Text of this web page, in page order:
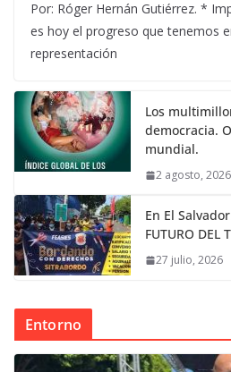
Por: Róger Hernán Gutiérrez. *
es hoy el progreso que tenemos
representación
Los
democracia.
mundial.
2 agosto, 2026
En El
FUTURO DEL
27 julio, 2026
Entorno